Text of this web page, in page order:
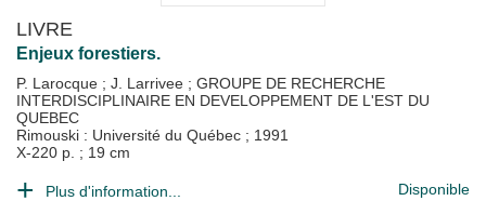
LIVRE
Enjeux forestiers.
P. Larocque ; J. Larrivee ; GROUPE DE RECHERCHE
INTERDISCIPLINAIRE EN DEVELOPPEMENT DE L'EST DU
QUEBEC
Rimouski : Université du Québec ; 1991
X-220 p. ; 19 cm
Plus d'information... Disponible